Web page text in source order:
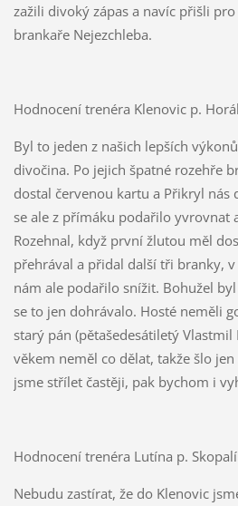
zažili divoký zápas a navíc přišli
brankaře Nejezchleba.
Hodnocení trenéra Klenovic p.
Byl to jeden z našich lepších
divočina. Po jejich špatné rozehře
dostal červenou kartu a Přikryl nás
se ale z přímáku podařilo yvrovnat
Rozehnal, když první žlutou měl
přehrával a přidal další tři branky,
nám ale podařilo snížit. Bohužel
se to jen dohrávalo. Hosté neměli
starý pán (pětašedesátiletý
věkem neměl co dělat, takže šlo
jsme střílet častěji, pak bychom i
Hodnocení trenéra Lutína p.
Nebudu zastírat, že do Klenovic